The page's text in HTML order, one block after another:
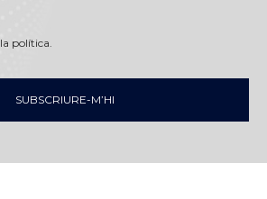
la política.
SUBSCRIURE-M’HI